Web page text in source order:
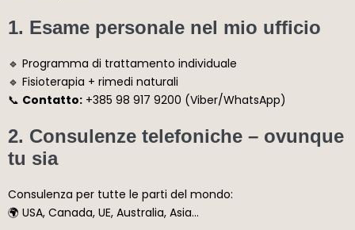
1. Esame personale nel mio ufficio
🔹 Programma di trattamento individuale
🔹 Fisioterapia + rimedi naturali
📞 Contatto: +385 98 917 9200 (Viber/WhatsApp)
2. Consulenze telefoniche – ovunque
tu sia
Consulenza per tutte le parti del mondo:
🌍 USA, Canada, UE, Australia, Asia…